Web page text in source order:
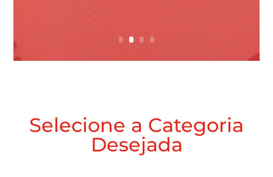
Selecione a Categoria
Desejada